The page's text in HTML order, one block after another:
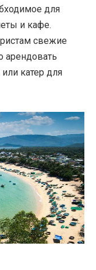
для
и кафе.
свежие
арендовать
катер для